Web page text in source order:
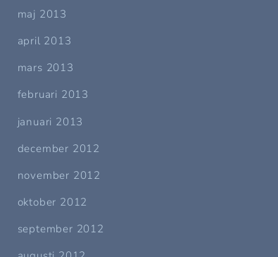
maj 2013
april 2013
mars 2013
februari 2013
januari 2013
december 2012
november 2012
oktober 2012
september 2012